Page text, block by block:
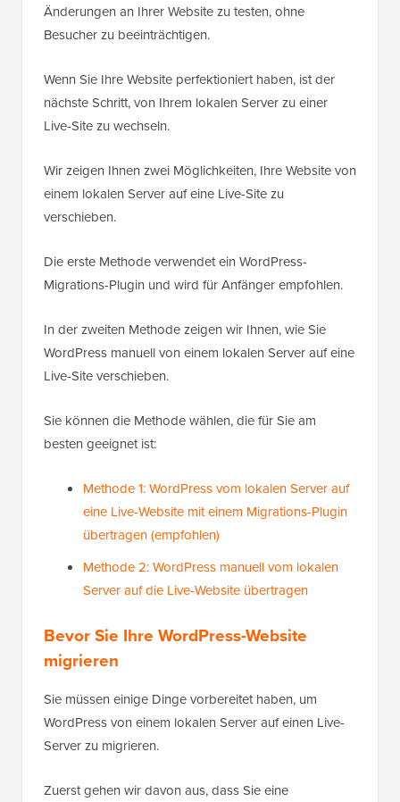
Änderungen an Ihrer Website zu testen, ohne
Besucher zu beeinträchtigen.
Wenn Sie Ihre Website perfektioniert haben, ist der
nächste Schritt, von Ihrem lokalen Server zu einer
Live-Site zu wechseln.
Wir zeigen Ihnen zwei Möglichkeiten, Ihre Website von
einem lokalen Server auf eine Live-Site zu
verschieben.
Die erste Methode verwendet ein WordPress-
Migrations-Plugin und wird für Anfänger empfohlen.
In der zweiten Methode zeigen wir Ihnen, wie Sie
WordPress manuell von einem lokalen Server auf eine
Live-Site verschieben.
Sie können die Methode wählen, die für Sie am
besten geeignet ist:
Methode 1: WordPress vom lokalen Server auf
eine Live-Website mit einem Migrations-Plugin
übertragen (empfohlen)
Methode 2: WordPress manuell vom lokalen
Server auf die Live-Website übertragen
Bevor Sie Ihre WordPress-Website
migrieren
Sie müssen einige Dinge vorbereitet haben, um
WordPress von einem lokalen Server auf einen Live-
Server zu migrieren.
Zuerst gehen wir davon aus, dass Sie eine